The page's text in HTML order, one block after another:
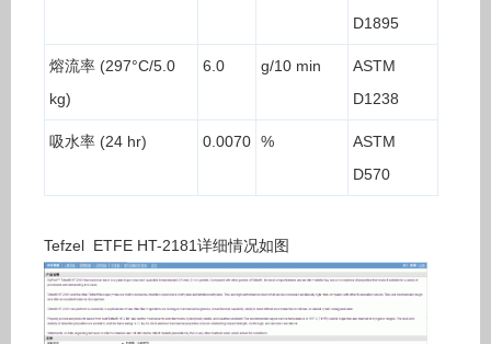
D1895
熔流率 (297°C/5.0
kg)
6.0 g/10 min
ASTM
D1238
吸水率 (24 hr) 0.0070 %
ASTM
D570
Tefzel ETFE HT-2181详细情况如图